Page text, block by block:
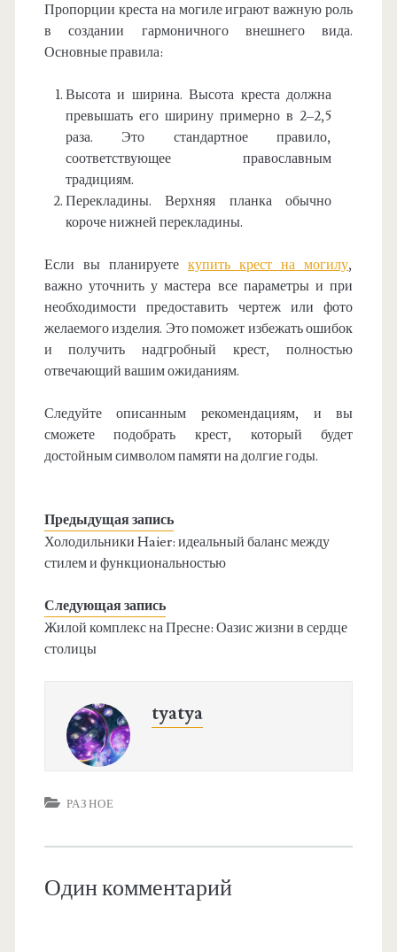
Пропорции креста на могиле играют важную роль
в создании гармоничного внешнего вида.
Основные правила:
Высота и ширина. Высота креста должна
превышать его ширину примерно в 2–2,5
раза. Это стандартное правило,
соответствующее православным
традициям.
Перекладины. Верхняя планка обычно
короче нижней перекладины.
Если вы планируете купить крест на могилу,
важно уточнить у мастера все параметры и при
необходимости предоставить чертеж или фото
желаемого изделия. Это поможет избежать ошибок
и получить надгробный крест, полностью
отвечающий вашим ожиданиям.
Следуйте описанным рекомендациям, и вы
сможете подобрать крест, который будет
достойным символом памяти на долгие годы.
Предыдущая запись
Холодильники Haier: идеальный баланс между
стилем и функциональностью
Следующая запись
Жилой комплекс на Пресне: Оазис жизни в сердце
столицы
tyatya
РАЗНОЕ
Один комментарий